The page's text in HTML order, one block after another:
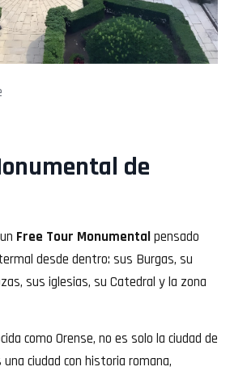
de
Free Tour Monumentalpensado
desde dentro: sus Burgas, su
sus iglesias, su Catedral y la zona
como Orense, no es solo la ciudad de
ciudad con historia romana,